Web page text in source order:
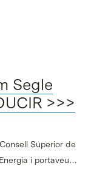
Segle
>>>
Superior de
i portaveu…